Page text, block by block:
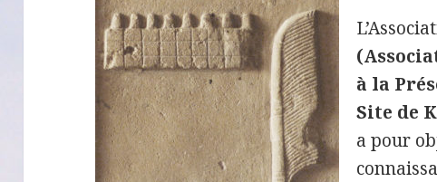
à la
Site de
a pour